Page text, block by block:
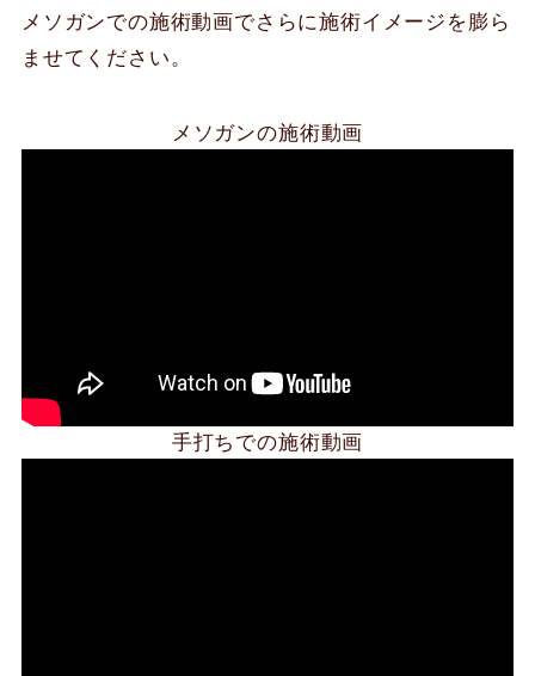
メソガンでの施術動画でさらに施術イメージを膨ら
ませてください。
メソガンの施術動画
手打ちでの施術動画